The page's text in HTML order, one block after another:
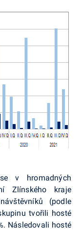
v hromadných
Zlínského kraje
(podle
tvořili hosté
Následovali hosté